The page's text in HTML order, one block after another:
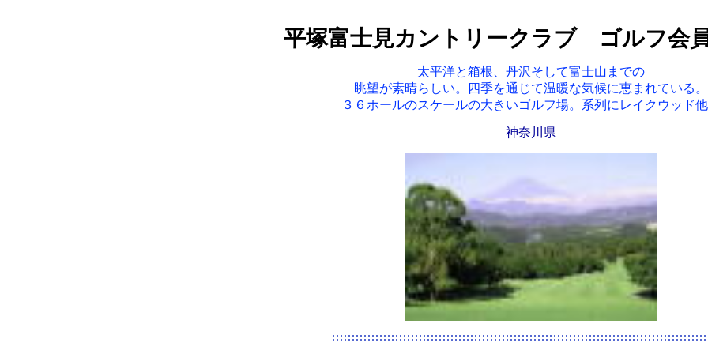
平塚富士見カントリークラブ ゴルフ会
太平洋と箱根、丹沢そして富士山までの
眺望が素晴らしい。四季を通じて温暖な気候に恵まれている。
３６ホールのスケールの大きいゴルフ場。系列にレイクウッド他
神奈川県